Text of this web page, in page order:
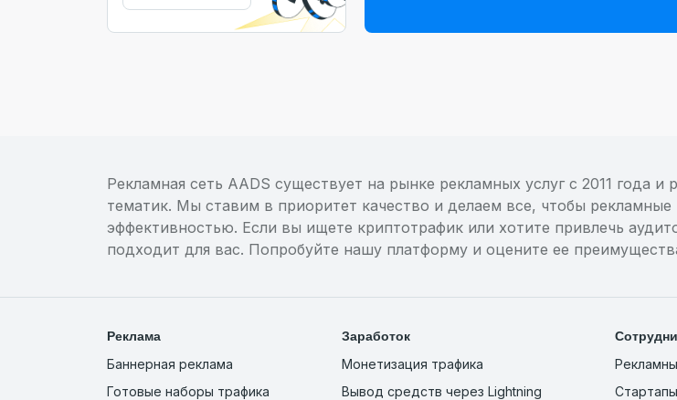
Рекламная сеть AADS существует на рынке рекламных услуг с 2011 года
тематик. Мы ставим в приоритет качество и делаем все, чтобы
эффективностью. Если вы ищете криптотрафик или хотите привлечь
подходит для вас. Попробуйте нашу платформу и оцените ее
Реклама
Баннерная реклама
Готовые наборы трафика
Заработок
Монетизация трафика
Вывод средств через Lightning
Стартапы